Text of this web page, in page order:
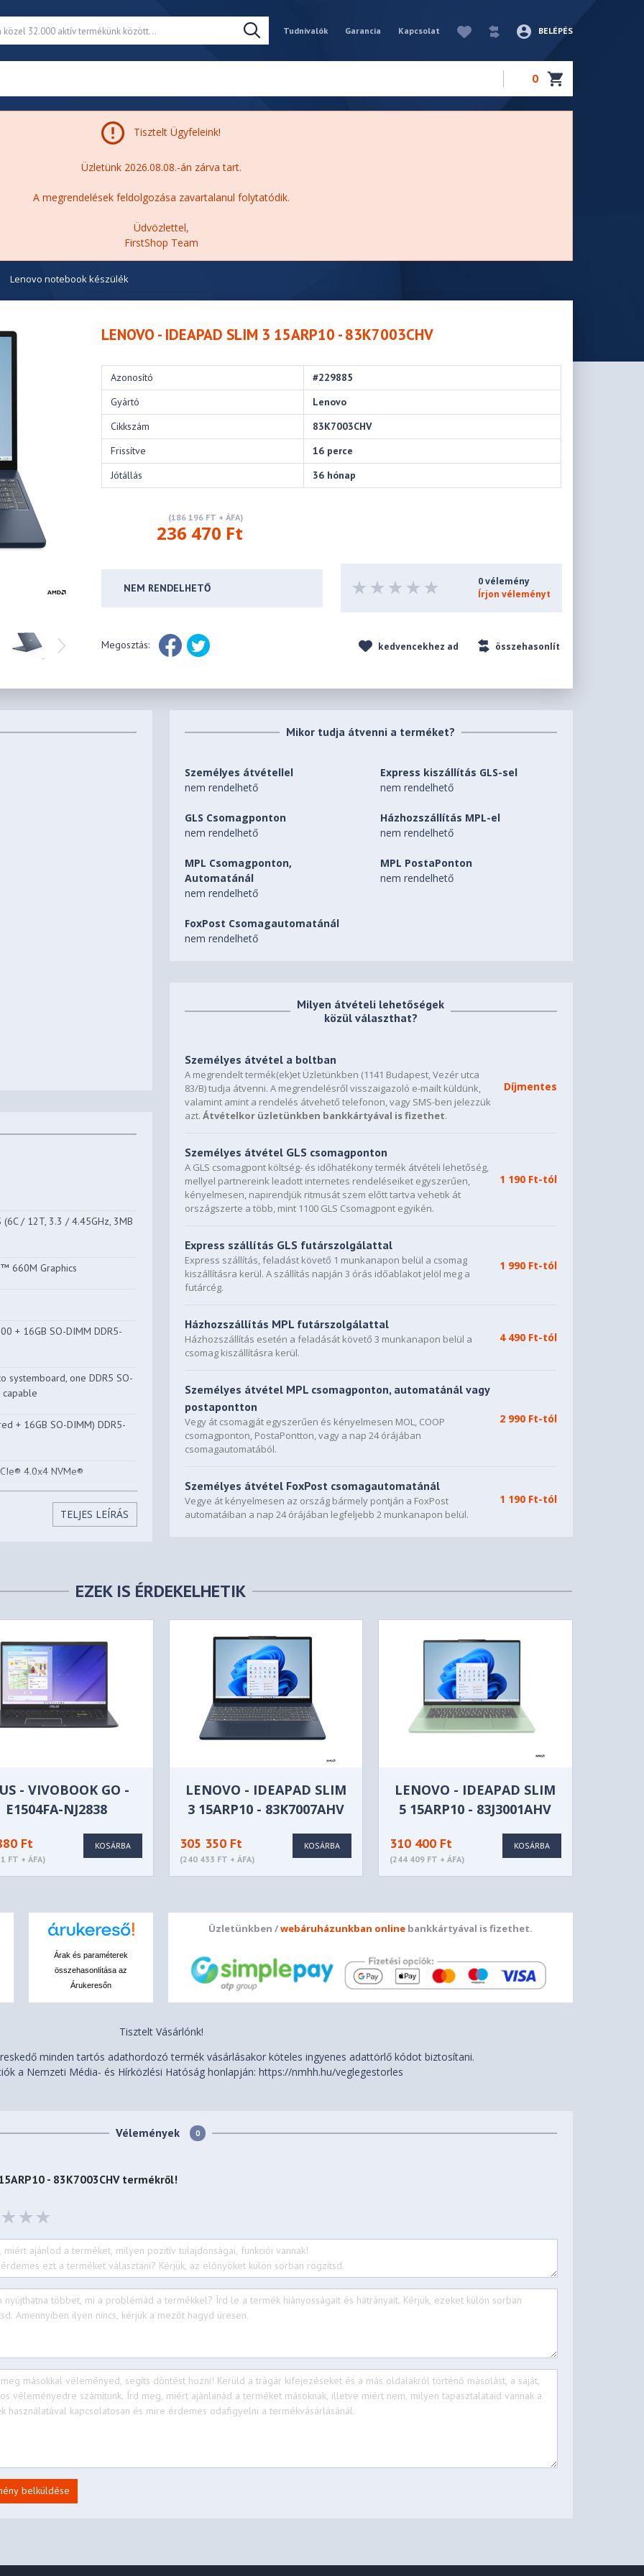
Tudnivalók Garancia Kapcsolat BELÉPÉS
0
Tisztelt Ügyfeleink!
Üzletünk 2026.08.08.-án zárva tart.
A megrendelések feldolgozása zavartalanul folytatódik.
Üdvözlettel,
FirstShop Team
Lenovo notebook készülék
LENOVO - IDEAPAD SLIM 3 15ARP10 - 83K7003CHV
Azonosító
#229885
Gyártó
Lenovo
Cikkszám
83K7003CHV
Frissítve
16 perce
Jótállás
36 hónap
(186 196 FT + ÁFA)
236 470 Ft
NEM RENDELHETŐ
0 vélemény
Írjon véleményt
Megosztás: kedvencekhez ad összehasonlít
/ 12T, 3.3 / 4.45GHz, 3MB
660M Graphics
+ 16GB SO-DIMM DDR5-
systemboard, one DDR5 SO-
capable
+ 16GB SO-DIMM) DDR5-
4.0x4 NVMe®
SSD • M.2 2242 SSD up to
with Dolby Audio™
IPS 300nits Anti-glare, 45%
multi-touch touchpad,
(PTP), 75 x 120 mm (2.95
(Top), Texture (Bottom)
/ USB 3.2 Gen 1), with USB
1.2
TELJES LEÍRÁS
Mikor tudja átvenni a terméket?
Személyes átvétellel
nem rendelhető
Express kiszállítás GLS-sel
nem rendelhető
GLS Csomagponton
nem rendelhető
Házhozszállítás MPL-el
nem rendelhető
MPL Csomagponton,
Automatánál
nem rendelhető
MPL PostaPonton
nem rendelhető
FoxPost Csomagautomatánál
nem rendelhető
Milyen átvételi lehetőségek
közül választhat?
Személyes átvétel a boltban
A megrendelt termék(ek)et Üzletünkben (1141 Budapest, Vezér utca
83/B) tudja átvenni. A megrendelésről visszaigazoló e-mailt küldünk,
valamint amint a rendelés átvehető telefonon, vagy SMS-ben jelezzük
azt.Átvételkor üzletünkben bankkártyával is fizethet.
Díjmentes
Személyes átvétel GLS csomagponton
A GLS csomagpont költség- és időhatékony termék átvételi lehetőség,
mellyel partnereink leadott internetes rendeléseiket egyszerűen,
kényelmesen, napirendjük ritmusát szem előtt tartva vehetik át
országszerte a több, mint 1100 GLS Csomagpont egyikén.
1 190 Ft-tól
Express szállítás GLS futárszolgálattal
Express szállítás, feladást követő 1 munkanapon belül a csomag
kiszállításra kerül. A szállítás napján 3 órás időablakot jelöl meg a
futárcég.
1 990 Ft-tól
Házhozszállítás MPL futárszolgálattal
Házhozszállítás esetén a feladását követő 3 munkanapon belül a
csomag kiszállításra kerül.
4 490 Ft-tól
Személyes átvétel MPL csomagponton, automatánál vagy
postapontton
Vegy át csomagját egyszerűen és kényelmesen MOL, COOP
csomagponton, PostaPontton, vagy a nap 24 órájában
csomagautomatából.
2 990 Ft-tól
Személyes átvétel FoxPost csomagautomatánál
Vegye át kényelmesen az ország bármely pontján a FoxPost
automatáiban a nap 24 órájában legfeljebb 2 munkanapon belül.
1 190 Ft-tól
EZEK IS ÉRDEKELHETIK
- VIVOBOOK GO -
E1504FA-NJ2838
Ft
FT + ÁFA)
KOSÁRBA
LENOVO - IDEAPAD SLIM
3 15ARP10 - 83K7007AHV
305 350 Ft
(240 433 FT + ÁFA)
KOSÁRBA
LENOVO - IDEAPAD SLIM
5 15ARP10 - 83J3001AHV
310 400 Ft
(244 409 FT + ÁFA)
KOSÁRBA
Árak és paraméterek
összehasonlítása az
Árukeresőn
Üzletünkben /webáruházunkban online bankkártyával is fizethet.
Tisztelt Vásárlónk!
minden tartós adathordozó termék vásárlásakor köteles ingyenes adattörlő kódot biztosítani.
a Nemzeti Média- és Hírközlési Hatóság honlapján: https://nmhh.hu/veglegestorles
Vélemények 0
- 83K7003CHVtermékről!
belküldése